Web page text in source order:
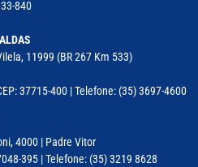
840
11999 (BR 267 Km 533)
37715-400 | Telefone: (35) 3697-4600
4000 | Padre Vitor
395 | Telefone: (35) 3219 8628